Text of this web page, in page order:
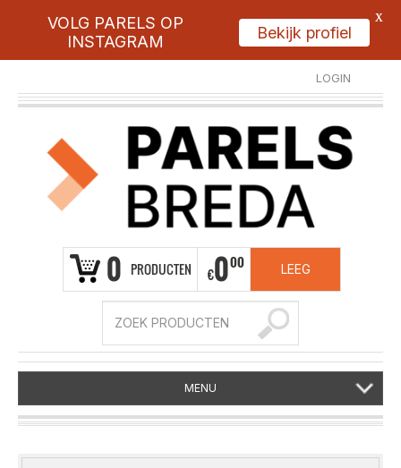
LOGIN
REGISTREER
0 PRODUCTEN €000 LEEG
MENU
VOLG PARELS OP
INSTAGRAM
Bekijk profiel
X